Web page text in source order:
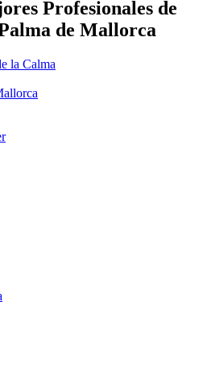
Profesionales de
de Mallorca
la Calma